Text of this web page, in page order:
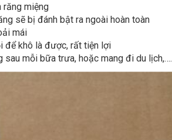
miệng
sẽ bị đánh bật ra ngoài hoàn toàn
mái
để khô là được, rất tiện lợi
sau mỗi bữa trưa, hoặc mang đi du lịch,….